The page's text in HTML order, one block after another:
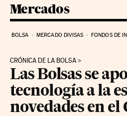
Mercados
BOLSA MERCADO DIVISAS FONDOS DE
CRÓNICA DE LA BOLSA
Las Bolsas se
tecnología a la
novedades en el